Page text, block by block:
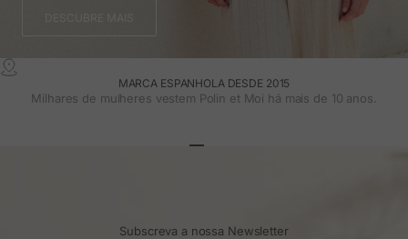
DESCUBRE MAIS
MARCA ESPANHOLA DESDE 2015
Milhares de mulheres vestem Polin et Moi há mais de 10 anos.
Subscreva a nossa Newsletter